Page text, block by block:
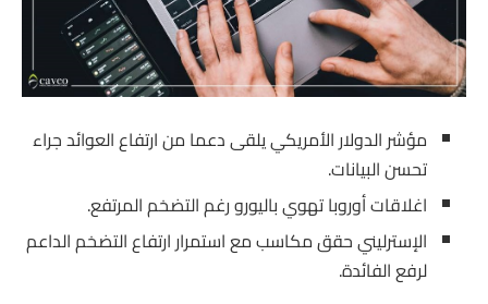
مؤشر الدولار الأمريكي يلقى دعما من ارتفاع العوائد جراء
تحسن البيانات.
اغلاقات أوروبا تهوي باليورو رغم التضخم المرتفع.
الإسترليني حقق مكاسب مع استمرار ارتفاع التضخم الداعم
لرفع الفائدة.